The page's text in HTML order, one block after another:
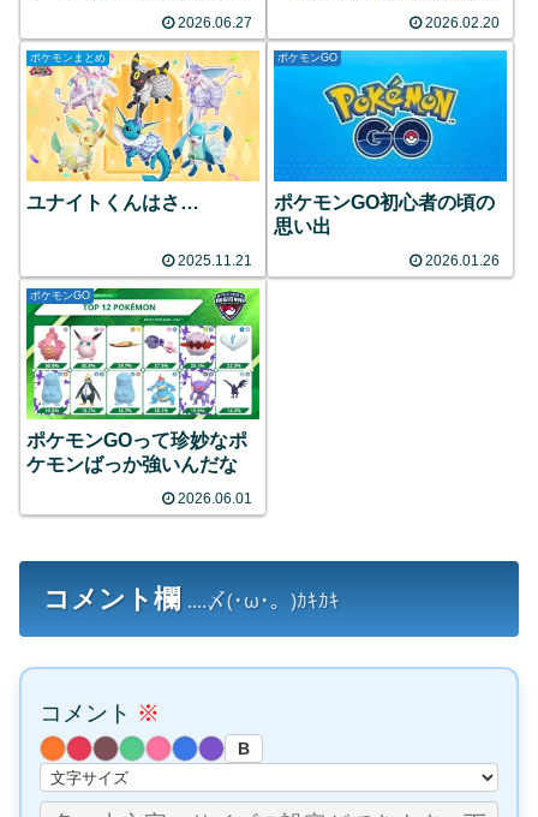
催！限定ピカチュウのグリ
ーティングや特別なレイド
バトルなど目白押し！
2026.06.27 2026.02.20
ポケモンまとめ
ユナイトくんはさ…
2025.11.21
ポケモンGO
ポケモンGO初心者の頃の
思い出
2026.01.26
ポケモンGO
ポケモンGOって珍妙なポ
ケモンばっか強いんだな
2026.06.01
コメント欄 ....〆(･ω･。)ｶｷｶｷ
コメント ※
B